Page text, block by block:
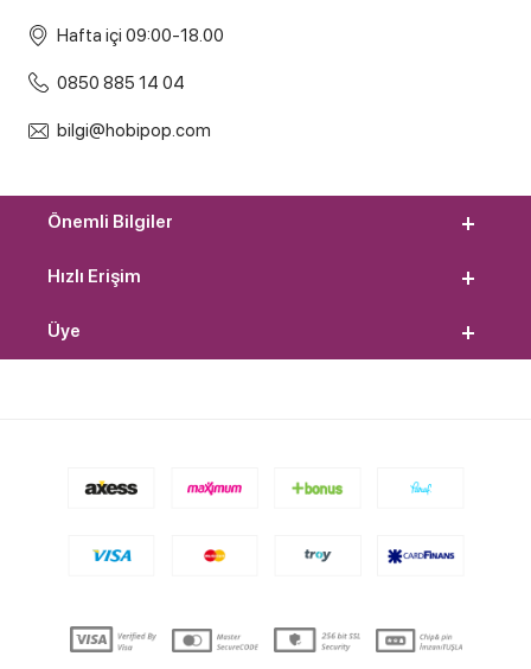
Hafta içi 09:00-18.00
0850 885 14 04
bilgi@hobipop.com
Önemli Bilgiler
Hızlı Erişim
Üye